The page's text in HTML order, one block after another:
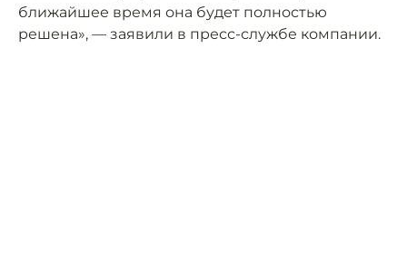
ближайшее время она будет полностью
решена», — заявили в пресс-службе компании.